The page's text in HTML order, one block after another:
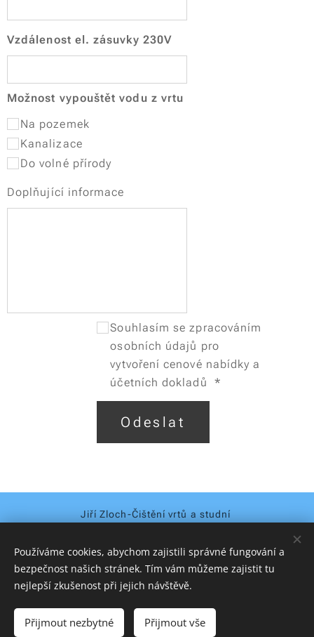
Vzdálenost el. zásuvky 230V
Možnost vypouštět vodu z vrtu
Na pozemek
Kanalizace
Do volné přírody
Doplňující informace
Souhlasím se zpracováním
osobních údajů pro
vytvoření cenové nabídky a
účetních dokladů
Odeslat
Jiří Zloch-Čištění vrtů a studní
+420 602 930 772
info@cistestudny-vrty.cz
zloch-jiri@seznam.cz
Cookies
Používáme cookies, abychom zajistili správné fungování a
bezpečnost našich stránek. Tím vám můžeme zajistit tu
nejlepší zkušenost při jejich návštěvě.
Přijmout nezbytné Přijmout vše